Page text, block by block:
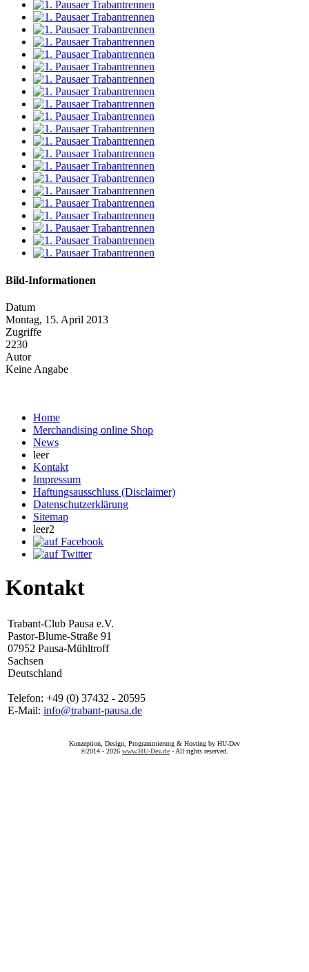
Bild-Informationen
Datum
Montag, 15. April 2013
Zugriffe
2230
Autor
Keine Angabe
Home
Merchandising online Shop
News
leer
Kontakt
Impressum
Haftungsausschluss (Disclaimer)
Datenschutzerklärung
Sitemap
leer2
Kontakt
Trabant-Club Pausa e.V.
Pastor-Blume-Straße 91
07952 Pausa-Mühltroff
Sachsen
Deutschland
Telefon: +49 (0) 37432 - 20595
E-Mail: info@trabant-pausa.de
Konzeption, Design, Programmierung & Hosting by HU-Dev
©2014 - 2026 www.HU-Dev.de - All rights reserved.